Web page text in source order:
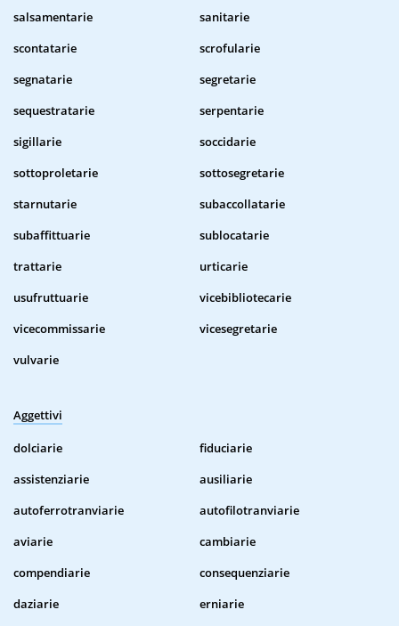
salsamentarie
sanitarie
scontatarie
scrofularie
segnatarie
segretarie
sequestratarie
serpentarie
sigillarie
soccidarie
sottoproletarie
sottosegretarie
starnutarie
subaccollatarie
subaffittuarie
sublocatarie
trattarie
urticarie
usufruttuarie
vicebibliotecarie
vicecommissarie
vicesegretarie
vulvarie
Aggettivi
dolciarie
fiduciarie
assistenziarie
ausiliarie
autoferrotranviarie
autofilotranviarie
aviarie
cambiarie
compendiarie
consequenziarie
daziarie
erniarie